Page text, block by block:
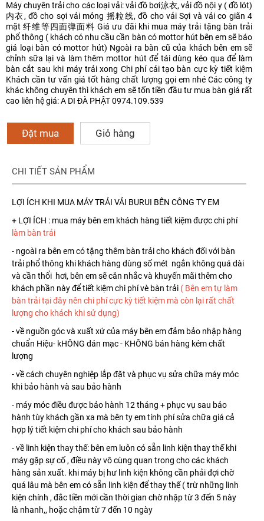
Máy chuyên trải cho các loại vải: vải đồ bơi泳衣, vải đồ nội y ( đồ lót)
内衣, đồ cho sợi vải mỏng 摇粒线, đồ cho vải Sợi và vải co giãn 4
mặt 纤维等四面弹面料 Giá ưu đãi khi mua máy trải tặng bàn trải
phổ thông ( khách có nhu cầu cần bàn có mottor hút bên em sẽ báo
giá loại bàn có mottor hút) Ngoài ra bàn cũ của khách bên em sẽ
chỉnh sữa lại và làm thêm mottor hút để tái dùng kéo qua để làm
bàn cắt sau khi máy trải xong Chi phí cải tạo bàn cực kỳ tiết kiệm
Khách cần tư vấn giá tốt hàng chất lượng gọi em nhé Các công ty
khác không chuyên thì khách em sẽ tốn tiền đầu tư mua bàn giá rất
cao liên hệ giá: A DI ĐÀ PHẬT 0974.109.539
Đặt mua Giỏ hàng
CHI TIẾT SẢN PHẨM
LỢI ÍCH KHI MUA MÁY TRẢI VẢI BURUI BÊN CÔNG TY EM
+ LỢI ÍCH : mua máy bên em khách hàng tiết kiệm được chi phí
làm bàn trải
- ngoài ra bên em có tặng thêm bàn trải cho khách đối với bàn
trải phổ thông khi khách hàng dùng số mét ngắn không quá dài
và cần thổi hơi, bên em sẽ căn nhắc và khuyến mãi thêm cho
khách phần này để tiết kiệm chi phí vè bàn trải ( Bên em tự làm
bàn trải tại đây nên chi phí cực kỳ tiết kiệm mà còn lại rất chất
lượng cho khách khi sử dụng)
- về nguồn góc và xuất xứ của máy bên em đảm bảo nhập hàng
chuẩn Hiệu- kHÔNG dán mạc - KHÔNG bán hàng kém chất
lượng
- về cách chuyên nghiệp lắp đặt và phục vụ sửa chữa máy móc
khi bảo hành và sau bảo hành
- máy móc điều được bảo hành 12 tháng + phục vụ sau bảo
hành tùy khách gần xa mà bên ty em tính phí sửa chữa giá cả
hợp lý tiết kiệm chi phí cho khách sau bảo hành
- về linh kiện thay thế: bên em luôn có sẵn linh kiện thay thế khi
máy gặp sự cố , điều này vô cùng quan trong cho các khách
hàng sản xuất. khi máy bị hư linh kiện không cần phải đợi chờ
quá lâu mà bên em có sẵn linh kiện để thay thế ( trừ những linh
kiện chính , đắc tiền mới cần thời gian chờ nhập từ 3 đến 5 này
là nhanh,, hoặc chậm từ 7 đến 10 ngày